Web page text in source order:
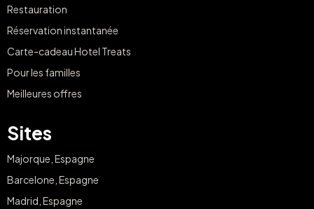
Restauration
Réservation instantanée
Carte-cadeau Hotel Treats
Pour les familles
Meilleures offres
Sites
Majorque, Espagne
Barcelone, Espagne
Madrid, Espagne